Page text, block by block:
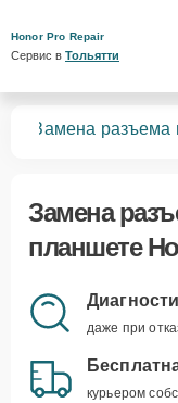
Honor Pro Repair
Сервис в Тольятти
Замена разъема
Замена
планшете
даже при
курьером